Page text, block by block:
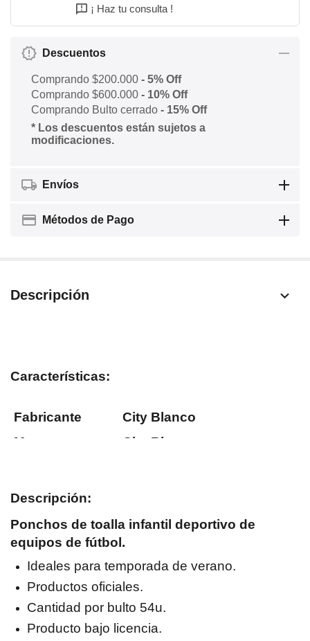
¡ Haz tu consulta !
Descuentos
Comprando $200.000 - 5% Off
Comprando $600.000 - 10% Off
Comprando Bulto cerrado - 15% Off
* Los descuentos están sujetos a
modificaciones.
Envíos
Métodos de Pago
Descripción
Características:
Fabricante
City Blanco
Marca
City Blanco
Composición
Ancho
60cm
Alto
120cm
Descripción:
Ponchos de toalla infantil deportivo de
equipos de fútbol.
Ideales para temporada de verano.
Productos oficiales.
Cantidad por bulto 54u.
Producto bajo licencia.